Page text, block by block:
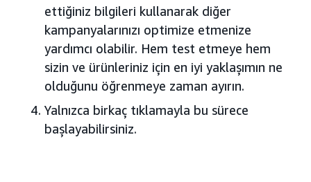
ettiğiniz bilgileri kullanarak diğer
kampanyalarınızı optimize etmenize
yardımcı olabilir. Hem test etmeye hem
sizin ve ürünleriniz için en iyi yaklaşımın ne
olduğunu öğrenmeye zaman ayırın.
Yalnızca birkaç tıklamayla bu sürece
başlayabilirsiniz.